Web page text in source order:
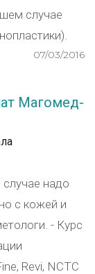
случае
07/03/2016
Магомед-
надо
с кожей и
- Курс
Revi, NCTC